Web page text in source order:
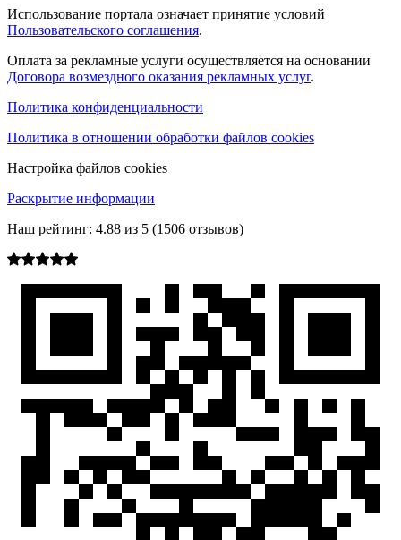
Использование портала означает принятие условий
Пользовательского соглашения.
Оплата за рекламные услуги осуществляется на основании
Договора возмездного оказания рекламных услуг.
Политика конфиденциальности
Политика в отношении обработки файлов cookies
Настройка файлов cookies
Раскрытие информации
Наш рейтинг: 4.88 из 5 (1506 отзывов)